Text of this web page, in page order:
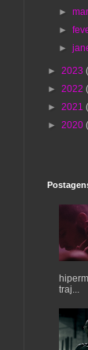
►
►
►
► 2023
► 2022
► 2021
► 2020
traj...